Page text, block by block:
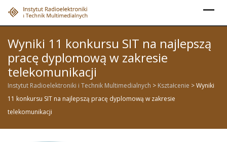
Skip
Wyniki 11 konkursu SIT na najlepszą
pracę dyplomową w zakresie
telekomunikacji
Instytut Radioelektroniki i Technik Multimedialnych > Kształcenie >Wyniki
11 konkursu SIT na najlepszą pracę dyplomową w zakresie
telekomunikacji